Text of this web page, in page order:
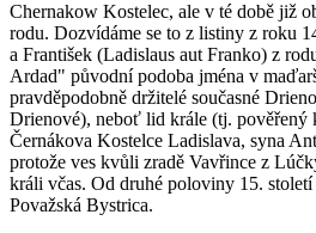
Chernakow Kostelec, ale v té době již
rodu. Dozvídáme se to z listiny z roku
a František (Ladislaus aut Franko) z
Ardad" původní podoba jména v
pravděpodobně držitelé současné
Drienové), neboť lid krále (tj. pověřený
Černákova Kostelce Ladislava, syna
protože ves kvůli zradě Vavřince z
králi včas. Od druhé poloviny 15.
Považská Bystrica.